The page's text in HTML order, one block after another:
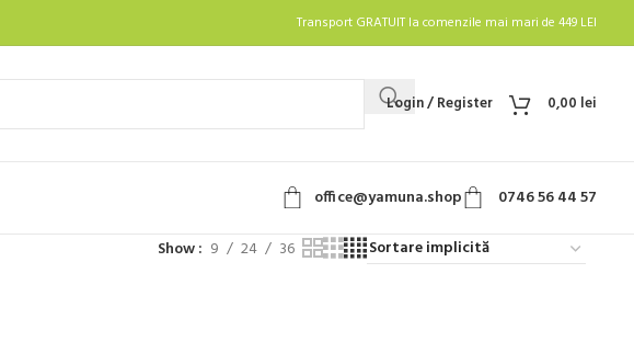
Transport GRATUIT la comenzile mai mari de 449 LEI
Login / Register 0,00 lei
office@yamuna.shop 0746 56 44 57
Show 9 24 36